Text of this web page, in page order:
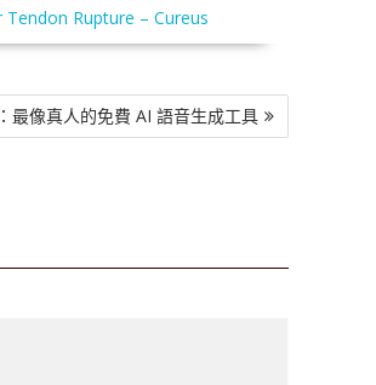
Rupture – Cureus
最像真人的免費 AI 語音生成工具